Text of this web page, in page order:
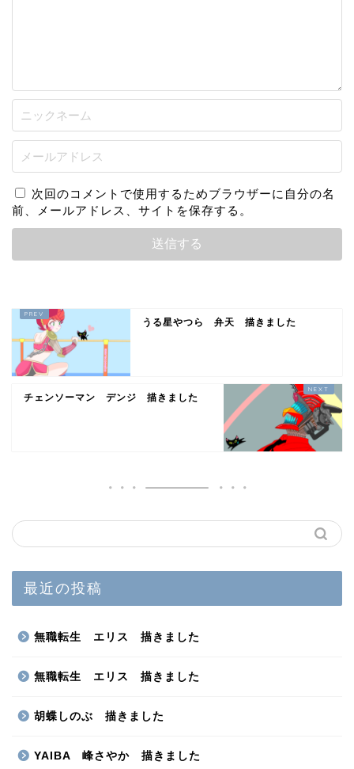
次回のコメントで使用するためブラウザーに自分の名
前、メールアドレス、サイトを保存する。
うる星やつら 弁天 描きました
チェンソーマン デンジ 描きました
最近の投稿
無職転生 エリス 描きました
無職転生 エリス 描きました
胡蝶しのぶ 描きました
YAIBA 峰さやか 描きました